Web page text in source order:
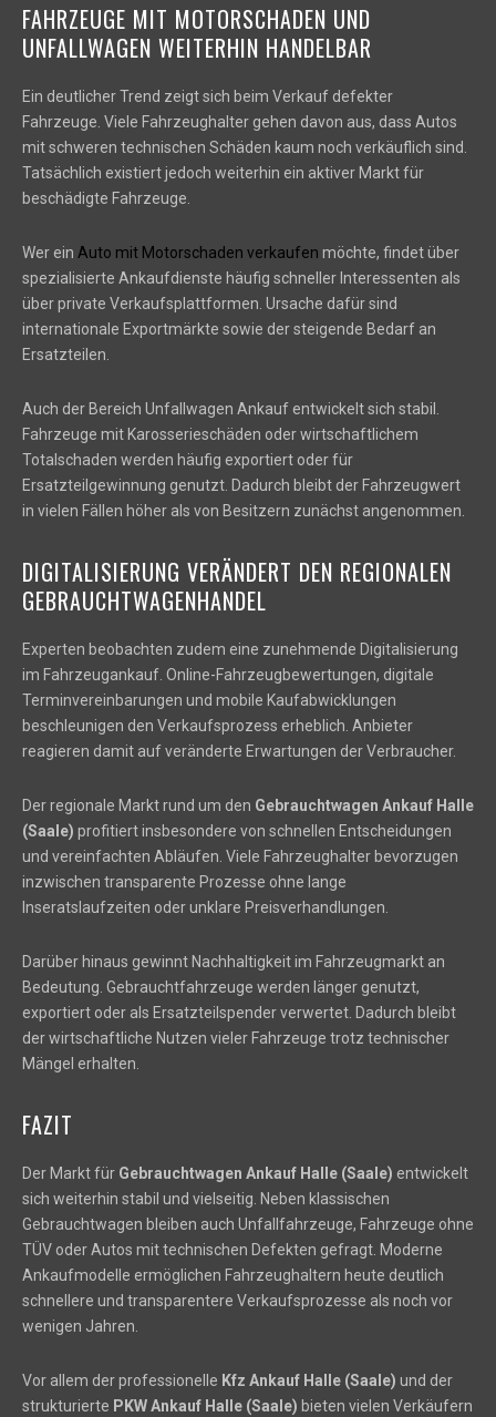
FAHRZEUGE MIT MOTORSCHADEN UND
UNFALLWAGEN WEITERHIN HANDELBAR
Ein deutlicher Trend zeigt sich beim Verkauf defekter
Fahrzeuge. Viele Fahrzeughalter gehen davon aus, dass Autos
mit schweren technischen Schäden kaum noch verkäuflich sind.
Tatsächlich existiert jedoch weiterhin ein aktiver Markt für
beschädigte Fahrzeuge.
Wer ein Auto mit Motorschaden verkaufen möchte, findet über
spezialisierte Ankaufdienste häufig schneller Interessenten als
über private Verkaufsplattformen. Ursache dafür sind
internationale Exportmärkte sowie der steigende Bedarf an
Ersatzteilen.
Auch der Bereich Unfallwagen Ankauf entwickelt sich stabil.
Fahrzeuge mit Karosserieschäden oder wirtschaftlichem
Totalschaden werden häufig exportiert oder für
Ersatzteilgewinnung genutzt. Dadurch bleibt der Fahrzeugwert
in vielen Fällen höher als von Besitzern zunächst angenommen.
DIGITALISIERUNG VERÄNDERT DEN REGIONALEN
GEBRAUCHTWAGENHANDEL
Experten beobachten zudem eine zunehmende Digitalisierung
im Fahrzeugankauf. Online-Fahrzeugbewertungen, digitale
Terminvereinbarungen und mobile Kaufabwicklungen
beschleunigen den Verkaufsprozess erheblich. Anbieter
reagieren damit auf veränderte Erwartungen der Verbraucher.
Der regionale Markt rund um den Gebrauchtwagen Ankauf Halle
(Saale) profitiert insbesondere von schnellen Entscheidungen
und vereinfachten Abläufen. Viele Fahrzeughalter bevorzugen
inzwischen transparente Prozesse ohne lange
Inseratslaufzeiten oder unklare Preisverhandlungen.
Darüber hinaus gewinnt Nachhaltigkeit im Fahrzeugmarkt an
Bedeutung. Gebrauchtfahrzeuge werden länger genutzt,
exportiert oder als Ersatzteilspender verwertet. Dadurch bleibt
der wirtschaftliche Nutzen vieler Fahrzeuge trotz technischer
Mängel erhalten.
FAZIT
Der Markt für Gebrauchtwagen Ankauf Halle (Saale) entwickelt
sich weiterhin stabil und vielseitig. Neben klassischen
Gebrauchtwagen bleiben auch Unfallfahrzeuge, Fahrzeuge ohne
TÜV oder Autos mit technischen Defekten gefragt. Moderne
Ankaufmodelle ermöglichen Fahrzeughaltern heute deutlich
schnellere und transparentere Verkaufsprozesse als noch vor
wenigen Jahren.
Vor allem der professionelle Kfz Ankauf Halle (Saale) und der
strukturierte PKW Ankauf Halle (Saale) bieten vielen Verkäufern